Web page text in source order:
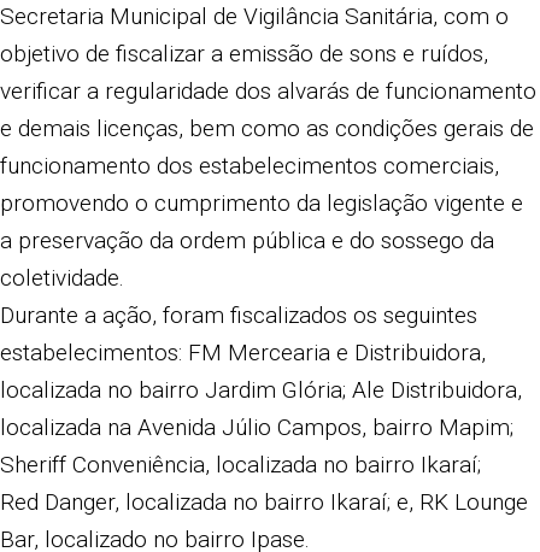
Secretaria Municipal de Vigilância Sanitária, com o
objetivo de fiscalizar a emissão de sons e ruídos,
verificar a regularidade dos alvarás de funcionamento
e demais licenças, bem como as condições gerais de
funcionamento dos estabelecimentos comerciais,
promovendo o cumprimento da legislação vigente e
a preservação da ordem pública e do sossego da
coletividade.
Durante a ação, foram fiscalizados os seguintes
estabelecimentos: FM Mercearia e Distribuidora,
localizada no bairro Jardim Glória; Ale Distribuidora,
localizada na Avenida Júlio Campos, bairro Mapim;
Sheriff Conveniência, localizada no bairro Ikaraí;
Red Danger, localizada no bairro Ikaraí; e, RK Lounge
Bar, localizado no bairro Ipase.